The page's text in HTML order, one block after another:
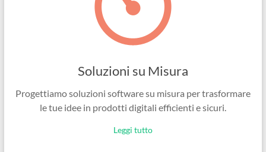
Soluzioni su Misura
Progettiamo soluzioni software su misura per trasformare
le tue idee in prodotti digitali efficienti e sicuri.
Leggi tutto